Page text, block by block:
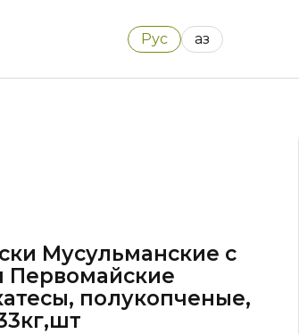
Рус Қаз
Мусульманские с
Первомайские
полукопченые,